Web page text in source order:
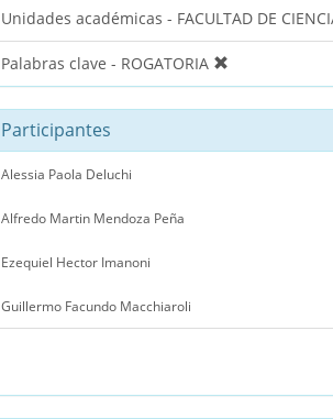
Unidades académicas - FACULTAD DE
Palabras clave - ROGATORIA
Participantes
Alessia Paola Deluchi
Alfredo Martin Mendoza Peña
Ezequiel Hector Imanoni
Guillermo Facundo Macchiaroli